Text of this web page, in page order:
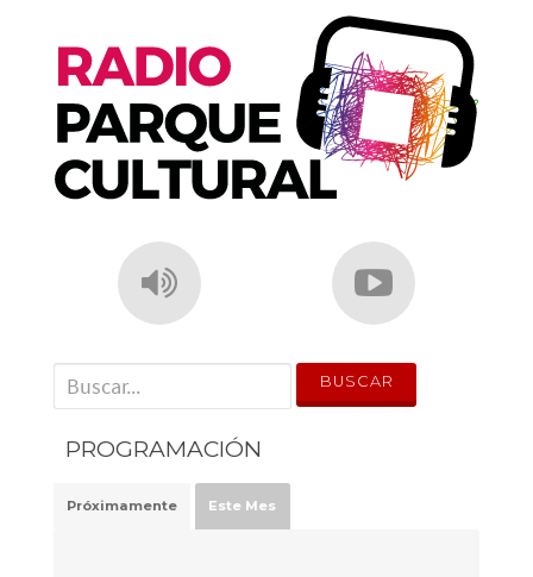
p
' . __('Search for:') . '
PROGRAMACIÓN
Próximamente Este Mes